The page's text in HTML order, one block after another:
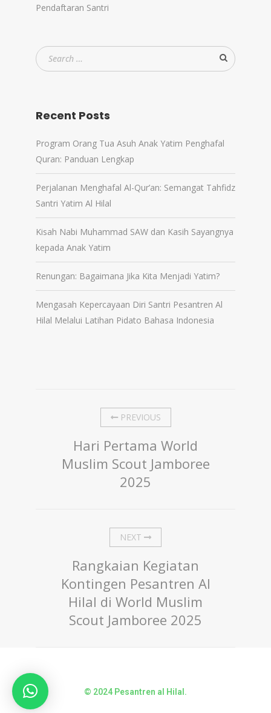
Pendaftaran Santri
Recent Posts
Program Orang Tua Asuh Anak Yatim Penghafal
Quran: Panduan Lengkap
Perjalanan Menghafal Al-Qur’an: Semangat Tahfidz
Santri Yatim Al Hilal
Kisah Nabi Muhammad SAW dan Kasih Sayangnya
kepada Anak Yatim
Renungan: Bagaimana Jika Kita Menjadi Yatim?
Mengasah Kepercayaan Diri Santri Pesantren Al
Hilal Melalui Latihan Pidato Bahasa Indonesia
PREVIOUS
Hari Pertama World
Muslim Scout Jamboree
2025
NEXT
Rangkaian Kegiatan
Kontingen Pesantren Al
Hilal di World Muslim
Scout Jamboree 2025
© 2024 Pesantren al Hilal.